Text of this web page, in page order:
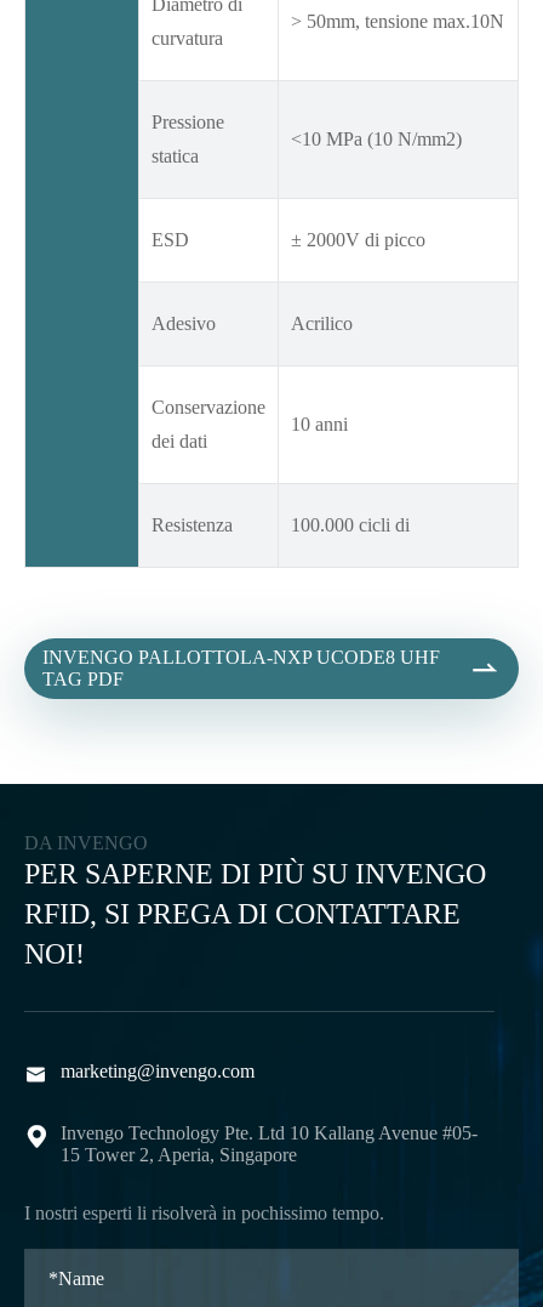
Diametro di
curvatura
> 50mm, tensione max.10N
Pressione
statica
<10 MPa (10 N/mm2)
ESD ± 2000V di picco
Adesivo Acrilico
Conservazione
dei dati
10 anni
Resistenza 100.000 cicli di
INVENGO PALLOTTOLA-NXP UCODE8 UHF
TAG PDF

DA INVENGO
PER SAPERNE DI PIÙ SU INVENGO
RFID, SI PREGA DI CONTATTARE
NOI!
 marketing@invengo.com

Invengo Technology Pte. Ltd 10 Kallang Avenue #05-
15 Tower 2, Aperia, Singapore
I nostri esperti li risolverà in pochissimo tempo.